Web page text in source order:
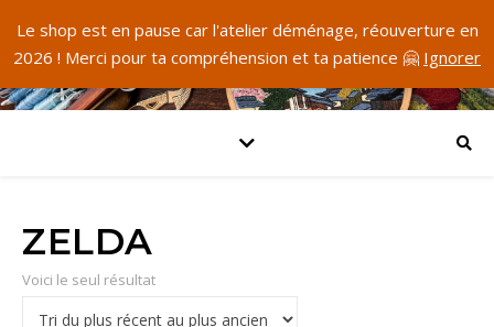
Le shop est en pause car l'atelier déménage, réouverture en
2026 ! Merci pour ta compréhension et ta patience 🤗 Ignorer
ZELDA
Voici le seul résultat